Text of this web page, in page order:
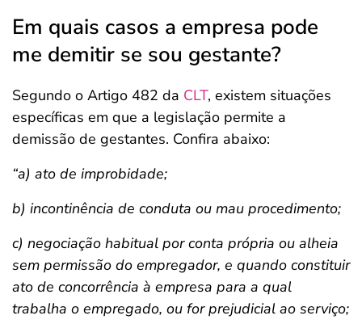
Em quais casos a empresa pode
me demitir se sou gestante?
Segundo o Artigo 482 da CLT, existem situações
específicas em que a legislação permite a
demissão de gestantes. Confira abaixo:
“a) ato de improbidade;
b) incontinência de conduta ou mau procedimento;
c) negociação habitual por conta própria ou alheia
sem permissão do empregador, e quando constituir
ato de concorrência à empresa para a qual
trabalha o empregado, ou for prejudicial ao serviço;